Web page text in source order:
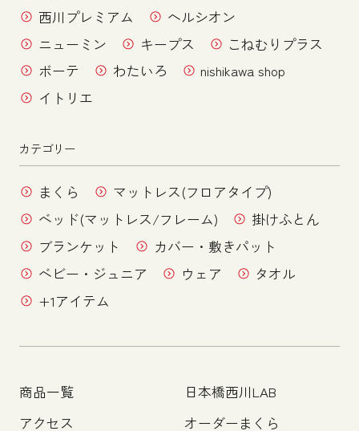
西川プレミアム
ヘルシオン
ニューミン
キープス
こねむりプラス
ボーテ
わたいろ
nishikawa shop
イトリエ
カテゴリー
まくら
マットレス(フロアタイプ)
ベッド(マットレス/フレーム)
掛けふとん
ブランケット
カバー・敷きパット
ベビー・ジュニア
ウェア
タオル
+1アイテム
商品一覧
アクセス
日本橋西川LAB
オーダーまくら